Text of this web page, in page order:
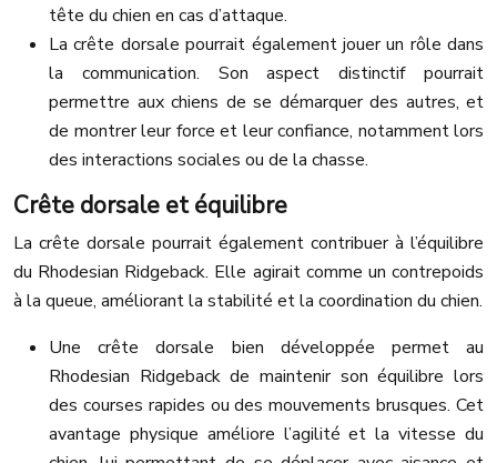
tête du chien en cas d’attaque.
La crête dorsale pourrait également jouer un rôle dans
la communication. Son aspect distinctif pourrait
permettre aux chiens de se démarquer des autres, et
de montrer leur force et leur confiance, notamment lors
des interactions sociales ou de la chasse.
Crête dorsale et équilibre
La crête dorsale pourrait également contribuer à l’équilibre
du Rhodesian Ridgeback. Elle agirait comme un contrepoids
à la queue, améliorant la stabilité et la coordination du chien.
Une crête dorsale bien développée permet au
Rhodesian Ridgeback de maintenir son équilibre lors
des courses rapides ou des mouvements brusques. Cet
avantage physique améliore l’agilité et la vitesse du